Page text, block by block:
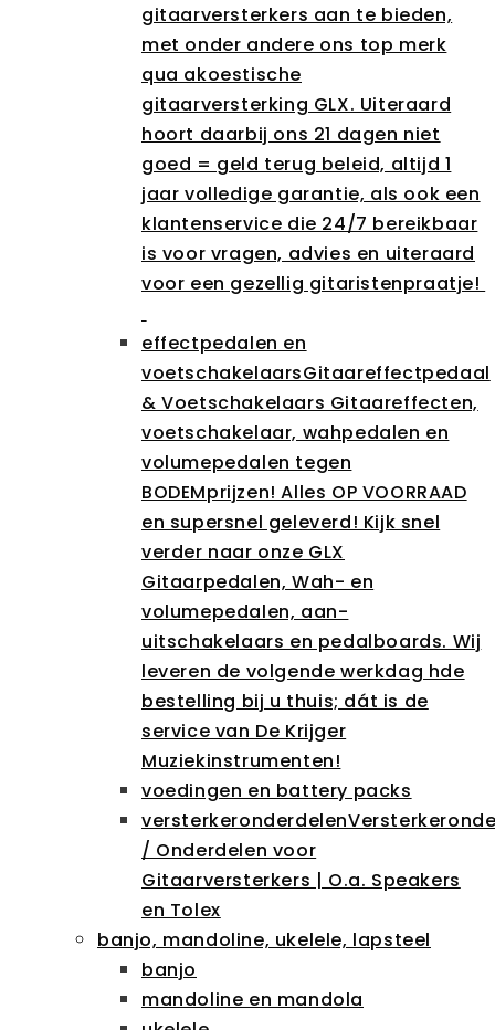
gitaarversterkers aan te bieden,
met onder andere ons top merk
qua akoestische
gitaarversterking GLX. Uiteraard
hoort daarbij ons 21 dagen niet
goed = geld terug beleid, altijd 1
jaar volledige garantie, als ook een
klantenservice die 24/7 bereikbaar
is voor vragen, advies en uiteraard
voor een gezellig gitaristenpraatje!
effectpedalen en
voetschakelaarsGitaareffectpedaal
& Voetschakelaars Gitaareffecten,
voetschakelaar, wahpedalen en
volumepedalen tegen
BODEMprijzen! Alles OP VOORRAAD
en supersnel geleverd! Kijk snel
verder naar onze GLX
Gitaarpedalen, Wah- en
volumepedalen, aan-
uitschakelaars en pedalboards. Wij
leveren de volgende werkdag hde
bestelling bij u thuis; dát is de
service van De Krijger
Muziekinstrumenten!
voedingen en battery packs
versterkeronderdelen
/ Onderdelen voor
Gitaarversterkers | O.a. Speakers
en Tolex
banjo, mandoline, ukelele, lapsteel
banjo
mandoline en mandola